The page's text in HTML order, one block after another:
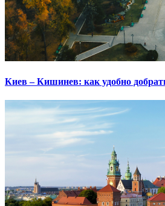
Киев – Кишинев: как удобно